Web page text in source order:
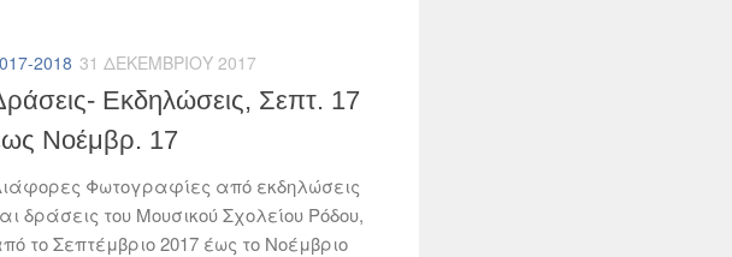
2018 31 ΔΕΚΕΜΒΡΊΟΥ 2017
Εκδηλώσεις, Σεπτ. 17
Νοέμβρ. 17
Φωτογραφίες από εκδηλώσεις
δράσεις του Μουσικού Σχολείου Ρόδου,
το Σεπτέμβριο 2017 έως το Νοέμβριο